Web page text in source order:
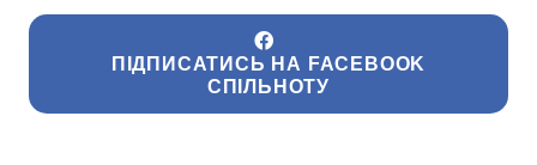
ПІДПИСАТИСЬ НА FACEBOOK
СПІЛЬНОТУ